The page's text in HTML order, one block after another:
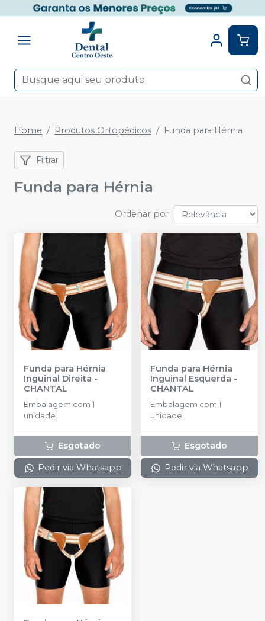
Home Produtos Ortopédicos Funda para Hérnia
Filtrar
Funda para Hérnia
Ordenar por
Funda para Hérnia
Inguinal Direita -
CHANTAL
Embalagem com 1
unidade.
Esgotado
Pedir via Whatsapp
Funda para Hérnia
Inguinal Esquerda -
CHANTAL
Embalagem com 1
unidade.
Esgotado
Pedir via Whatsapp